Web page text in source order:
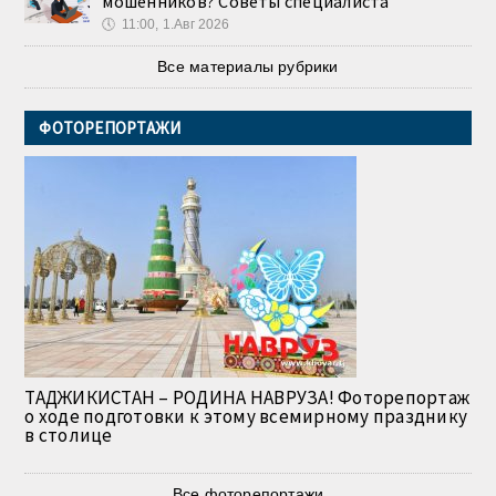
🕔 11:00, 1.Авг 2026
Все материалы рубрики
ФОТОРЕПОРТАЖИ
ТАДЖИКИСТАН – РОДИНА НАВРУЗА! Фоторепортаж
о ходе подготовки к этому всемирному празднику
в столице